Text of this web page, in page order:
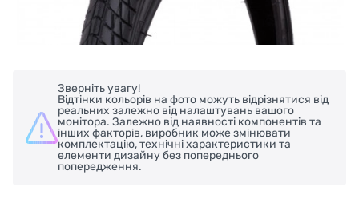
Зверніть увагу!
Відтінки кольорів на фото можуть відрізнятися від
реальних залежно від налаштувань вашого
монітора. Залежно від наявності компонентів та
інших факторів, виробник може змінювати
комплектацію, технічні характеристики та
елементи дизайну без попереднього
попередження.